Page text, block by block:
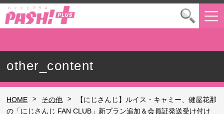
other_content
HOME > その他 >
【にじさんじ】ルイス・キャミー、健屋花那
の「にじさんじ FAN CLUB」新プラン追加＆会員証発送受け付け